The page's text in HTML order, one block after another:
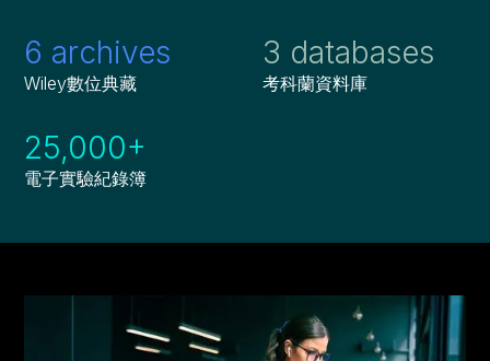
6 archives
Wiley數位典藏
3 databases
考科蘭資料庫
25,000+
電子實驗紀錄簿